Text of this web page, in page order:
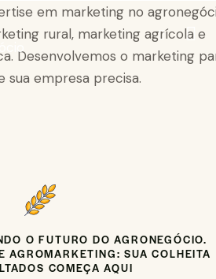
O FUTURO DO AGRONEGÓCIO.
AGROMARKETING: SUA COLHEITA
COMEÇA AQUI